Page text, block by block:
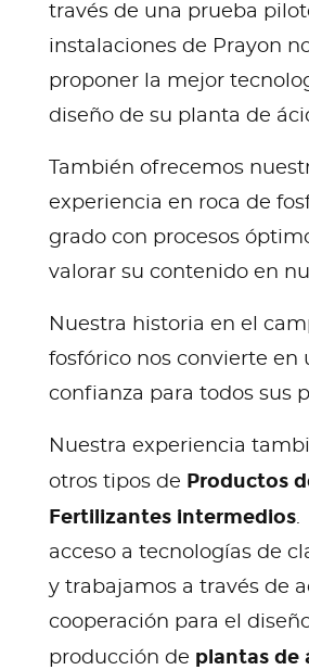
través de una prueba
instalaciones de Prayon
proponer la mejor
diseño de su planta de
También ofrecemos
experiencia en roca de
grado con procesos
valorar su contenido en
Nuestra historia en el
fosfórico nos convierte en
confianza para todos sus
Nuestra experiencia
otros tipos de Productos
Fertilizantes intermedios
acceso a tecnologías de
y trabajamos a través de
cooperación para el
producción de plantas de